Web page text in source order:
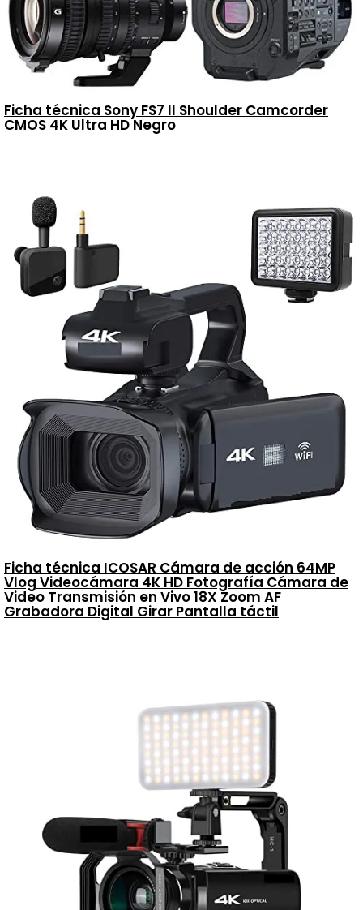
Ficha técnica Sony FS7 II Shoulder Camcorder
CMOS 4K Ultra HD Negro
Ficha técnica ICOSAR Cámara de acción 64MP
Vlog Videocámara 4K HD Fotografía Cámara de
Video Transmisión en Vivo 18X Zoom AF
Grabadora Digital Girar Pantalla táctil